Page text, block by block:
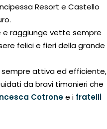
Resort e Castello
e raggiunge vette sempre
felici e fieri della grande
sempre attiva ed efficiente,
da bravi timonieri che
Cotronee i fratelli